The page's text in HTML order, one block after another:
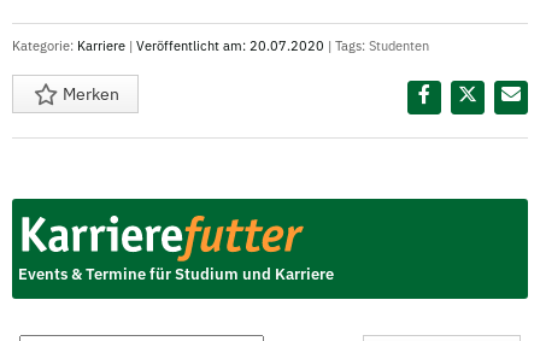
Kategorie: Karriere | Veröffentlicht am: 20.07.2020 | Tags: Studenten
Merken
Events & Termine für Studium und Karriere